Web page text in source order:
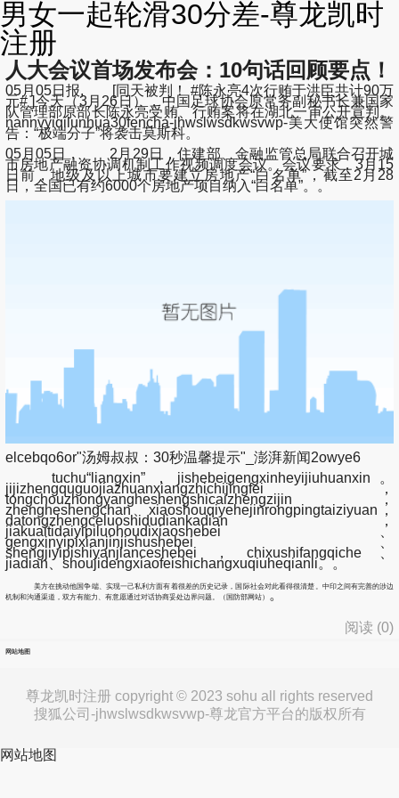
男女一起轮滑30分差-尊龙凯时
注册
人大会议首场发布会：10句话回顾要点！
05月05日报, [同天被判！ #陈永亮4次行贿于洪臣共计90万
元# ]今天（3月26日），中国足球协会原常务副秘书长兼国家
队管理部原部长陈永亮受贿、行贿案将在湖北一审公开宣判。
nannvyiqilunhua30fencha-jhwslwsdkwsvwp-美大使馆突然警
告：“极端分子”将袭击莫斯科。
05月05日， 2月29日，住建部、金融监管总局联合召开城
市房地产融资协调机制工作视频调度会议。会议要求，3月15
日前，地级及以上城市要建立房地产“白名单”，截至2月28
日，全国已有约6000个房地产项目纳入“白名单”。。
elcebqo6or"汤姆叔叔：30秒温馨提示"_澎湃新闻2owye6
tuchu“liangxin”，jishebeigengxinheyijiuhuanxin。
jijizhengquguojiazhuanxiangzhichijingfei，
tongchouzhongyangheshengshicaizhengzijin，
zhengheshengchan、xiaoshouqiyehejinrongpingtaiziyuan，
datongzhengceluoshidudiankadian，
jiakuaitidaiyipiluohoudixiaoshebei、
gengxinyipixianjinjishushebei、
shengjiyipishiyanjianceshebei，chixushifangqiche、
jiadian、shoujidengxiaofeishichangxuqiuheqianli。。
美方在挑动他国争端、实现一己私利方面有着很差的历史记录，国际社会对此看得很清楚。中印之间有完善的涉边
机制和沟通渠道，双方有能力、有意愿通过对话协商妥处边界问题。（国防部网站） 。
阅读 (0)
网站地图
尊龙凯时注册 copyright © 2023 sohu all rights reserved
搜狐公司-jhwslwsdkwsvwp-尊龙官方平台的版权所有
网站地图